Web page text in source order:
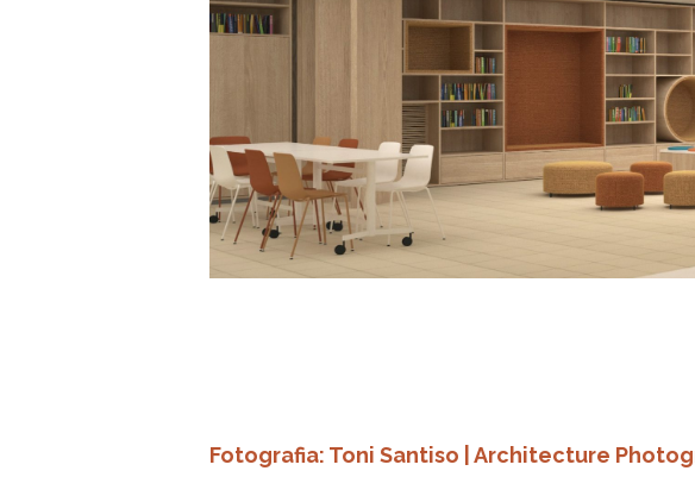
Fotografia: Toni Santiso | Architecture